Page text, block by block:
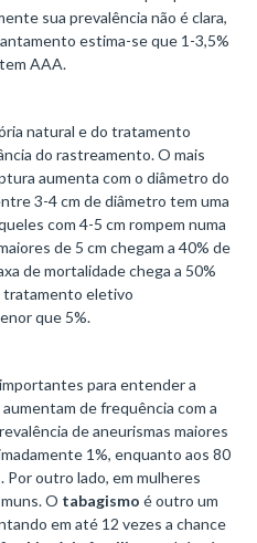
sua prevalência não é clara,
estima-se que 1-3,5%
AAA.
natural e do tratamento
do rastreamento. O mais
aumenta com o diâmetro do
3-4 cm de diâmetro tem uma
com 4-5 cm rompem numa
de 5 cm chegam a 40% de
de mortalidade chega a 50%
tratamento eletivo
que 5%.
para entender a
de frequência com a
de aneurismas maiores
1%, enquanto aos 80
Por outro lado, em mulheres
O tabagismo é outro um
em até 12 vezes a chance